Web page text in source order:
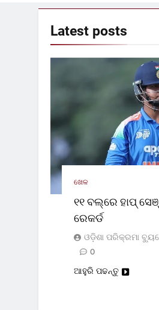
Latest posts
ଖେଳ
୧୧ ବଲ୍‌ରେ ହାପ୍
ରେକର୍ଡ
ଓଡ଼ିଶା ପରିକ୍ରମା
0
ଆହୁରି ପଢନ୍ତୁ